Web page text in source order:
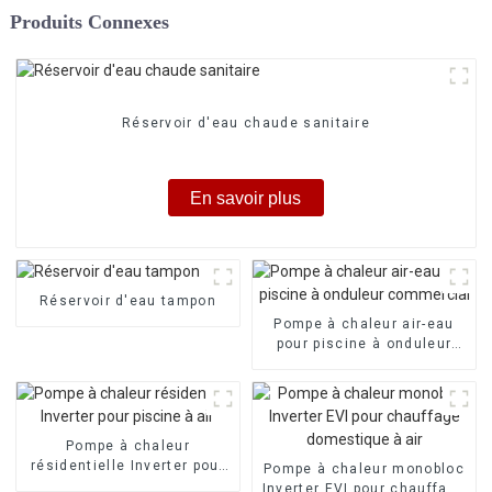
Produits Connexes
Réservoir d'eau chaude sanitaire
En savoir plus
Réservoir d'eau tampon
Pompe à chaleur air-eau
pour piscine à onduleur
Pompe à chaleur
résidentielle Inverter pour
Pompe à chaleur monobloc
Inverter EVI pour chauffage